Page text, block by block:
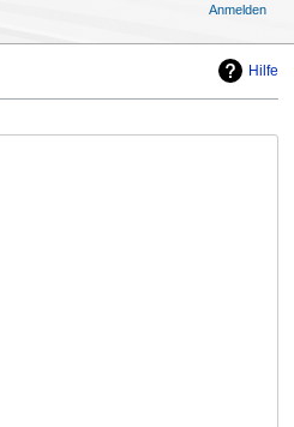
Hilfe
Anmelden